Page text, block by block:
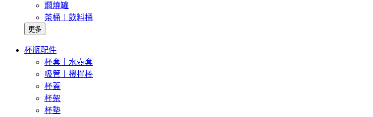
燜燒罐
茶桶︱飲料桶
更多
杯瓶配件
杯套丨水壺套
吸管丨攪拌棒
杯蓋
杯架
杯墊